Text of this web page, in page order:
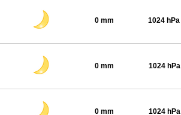
0 mm 1024 hPa
0 mm 1024 hPa
0 mm 1024 hPa